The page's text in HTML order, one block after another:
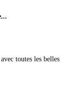
toutes les belles